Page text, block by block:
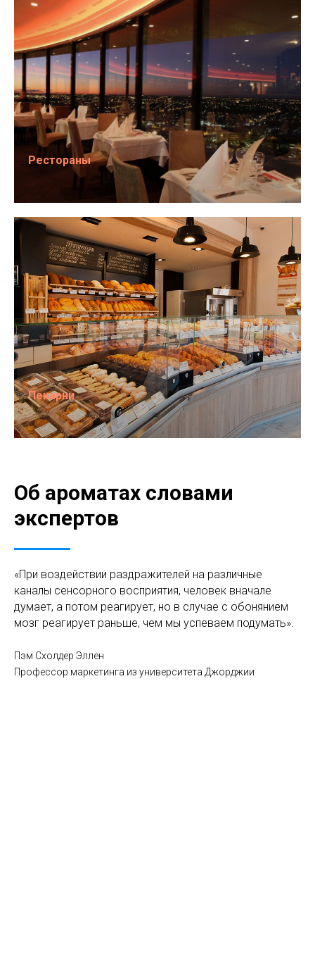
Рестораны
Пекарни
Об ароматах словами
экспертов
«При воздействии раздражителей на различные
каналы сенсорного восприятия, человек вначале
думает, а потом реагирует, но в случае с обонянием
мозг реагирует раньше, чем мы успеваем подумать».
Пэм Схолдер Эллен
Профессор маркетинга из университета Джорджии